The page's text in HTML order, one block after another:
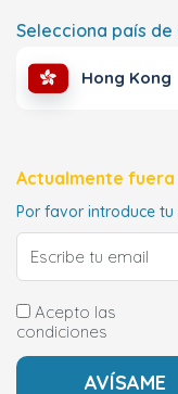
Selecciona país de
Hong Kong
Actualmente
Por favor introduce
Acepto las
condiciones